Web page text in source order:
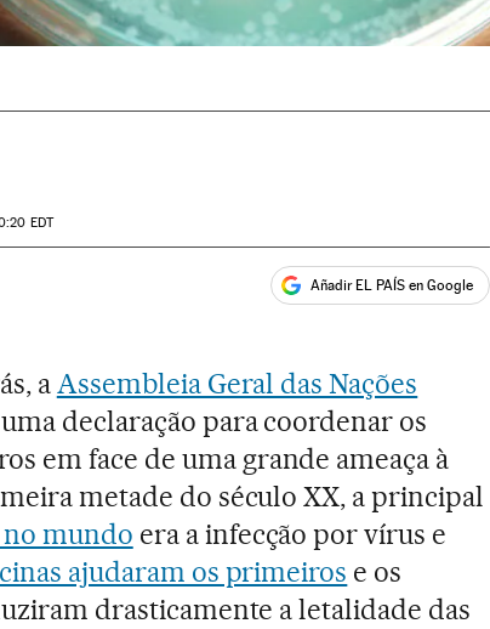
EDT
Añadir EL PAÍS en Google
aAssembleia Geral das Nações
declaração para coordenar os
em face de uma grande ameaça à
metade do século XX, a principal
no mundo era a infecção por vírus e
ajudaram os primeiros e os
drasticamente a letalidade das